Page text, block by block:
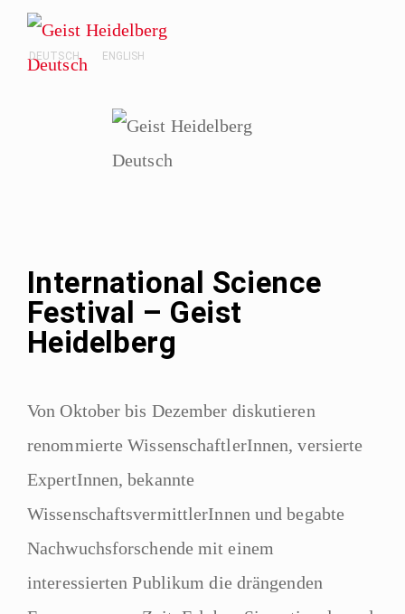
DEUTSCH ENGLISH
International Science
Festival – Geist
Heidelberg
Von Oktober bis Dezember diskutieren
renommierte WissenschaftlerInnen, versierte
ExpertInnen, bekannte
WissenschaftsvermittlerInnen und begabte
Nachwuchsforschende mit einem
interessierten Publikum die drängenden